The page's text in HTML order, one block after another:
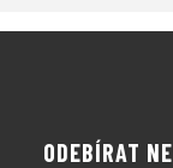
ODEBÍRAT